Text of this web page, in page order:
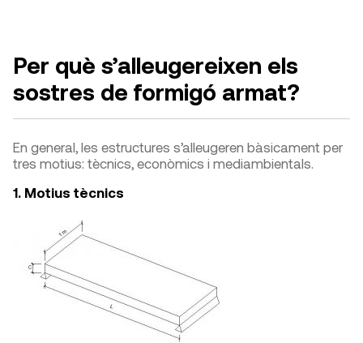
Per què s’alleugereixen els
sostres de formigó armat?
En general, les estructures s’alleugeren bàsicament per
tres motius: tècnics, econòmics i mediambientals.
1. Motius tècnics